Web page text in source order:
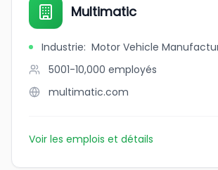
Multimatic
Industrie: Motor Vehicle
5001-10,000 employés
multimatic.com
Voir les emplois et détails